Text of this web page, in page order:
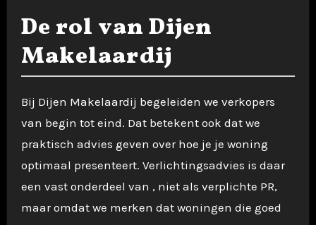
De rol van Dijen
Makelaardij
Bij Dijen Makelaardij begeleiden we verkopers
van begin tot eind. Dat betekent ook dat we
praktisch advies geven over hoe je je woning
optimaal presenteert. Verlichtingsadvies is daar
een vast onderdeel van , niet als verplichte PR,
maar omdat we merken dat woningen die goed